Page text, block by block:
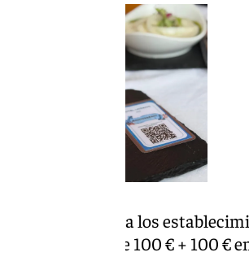
los premios para los
monedero de 100 € + 100 €